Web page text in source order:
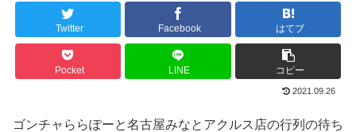
Twitter Facebook はてブ
Pocket LINE コピー
2021.09.26
ゴンチャららぽーと名古屋みなとアクルス店の行列の待ち